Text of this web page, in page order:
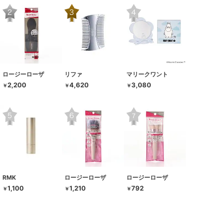
ロージーローザ
￥2,200
リファ
￥4,620
マリークワント
￥3,080
RMK
￥1,100
ロージーローザ
￥1,210
ロージーローザ
￥792